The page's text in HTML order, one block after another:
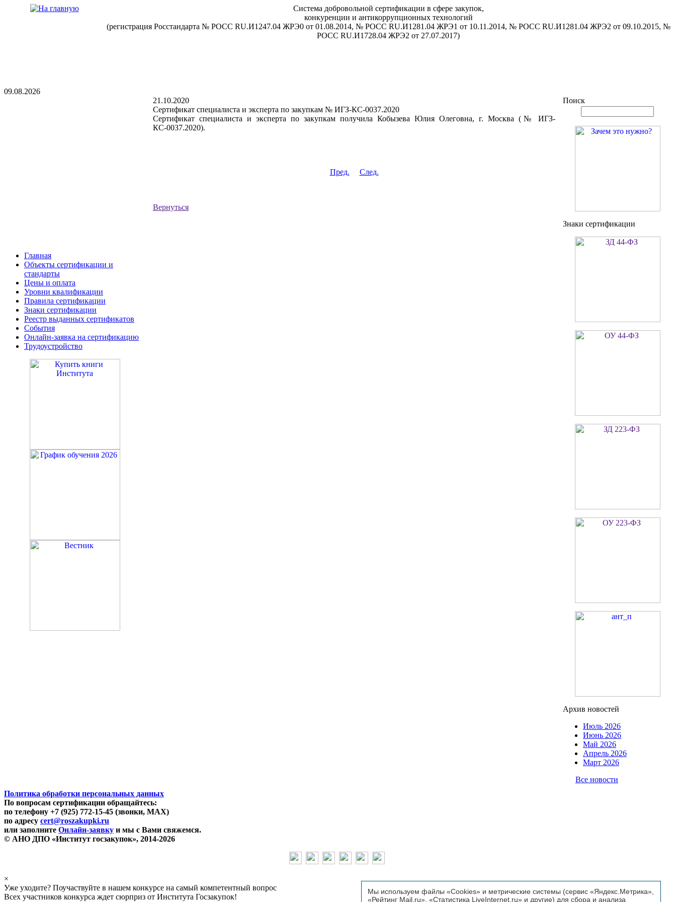
Система добровольной сертификации в сфере закупок,
конкуренции и антикоррупционных технологий
(регистрация Росстандарта № РОСС RU.И1247.04 ЖРЭ0 от 01.08.2014, № РОСС RU.И1281.04 ЖРЭ1 от 10.11.2014, № РОСС RU.И1281.04 ЖРЭ2 от 09.10.2015, №
РОСС RU.И1728.04 ЖРЭ2 от 27.07.2017)
09.08.2026
Главная
Объекты сертификации и
стандарты
Цены и оплата
Уровни квалификации
Правила сертификации
Знаки сертификации
Реестр выданных сертификатов
События
Онлайн-заявка на сертификацию
Трудоустройство
21.10.2020
Сертификат специалиста и эксперта по закупкам № ИГЗ-КС-0037.2020
Сертификат специалиста и эксперта по закупкам получила Кобызева Юлия Олеговна, г. Москва (№ ИГЗ-
КС-0037.2020).
Пред. След.
Вернуться
Поиск
Знаки сертификации
Архив новостей
Июль 2026
Июнь 2026
Май 2026
Апрель 2026
Март 2026
Все новости
Политика обработки персональных данных
По вопросам сертификации обращайтесь:
по телефону +7 (925) 772-15-45 (звонки, MAX)
по адресу cert@roszakupki.ru
или заполните Онлайн-заявку и мы с Вами свяжемся.
© АНО ДПО «Институт госзакупок», 2014-2026
Мы используем файлы «Cookies» и метрические системы (сервис «Яндекс.Метрика»,
«Рейтинг Mail.ru», «Статистика LiveInternet.ru» и другие) для сбора и анализа
×
Уже уходите? Поучаствуйте в нашем конкурсе на самый компетентный вопрос
Всех участников конкурса ждет сюрприз от Института Госзакупок!